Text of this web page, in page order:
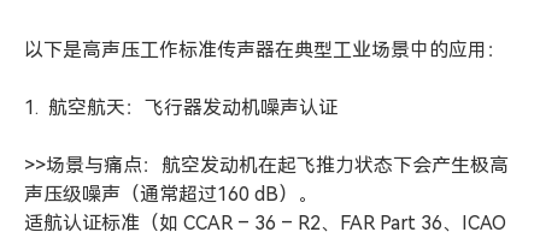
以下是高声压工作标准传声器在典型工业场景中的应用：
1. 航空航天：飞行器发动机噪声认证
>>场景与痛点：航空发动机在起飞推力状态下会产生极高
声压级噪声（通常超过160 dB）。
适航认证标准（如 CCAR – 36 – R2、FAR Part 36、ICAO